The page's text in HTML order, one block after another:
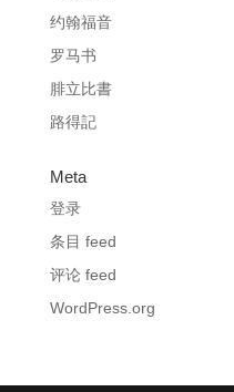
约翰福音
罗马书
腓立比書
路得記
Meta
登录
条目 feed
评论 feed
WordPress.org